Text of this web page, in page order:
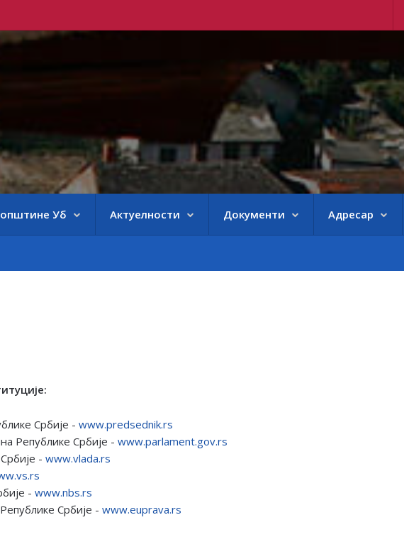
Уб Актуелности Документи Адресар
Србије - www.predsednik.rs
Републике Србије - www.parlament.gov.rs
- www.vlada.rs
- www.nbs.rs
Србије - www.euprava.rs